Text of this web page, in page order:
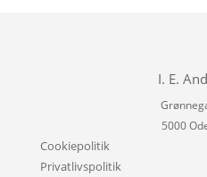
I. E.
5000
Cookiepolitik
Privatlivspolitik